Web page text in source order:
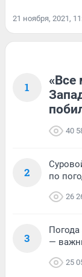
21 ноября, 2021,
1
«Все
40
2
по
26
3
Погода
—
25